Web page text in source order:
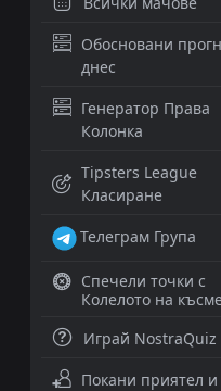
Обосновани
днес
Генератор Права
Колонка
Tipsters League
Класиране
Телеграм Група
Спечели точки с
Колелото на
Играй NostraQuiz
Покани приятел и